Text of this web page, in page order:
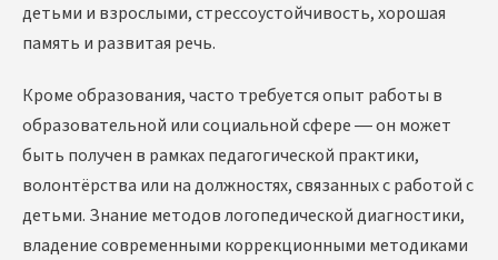
детьми и взрослыми, стрессоустойчивость, хорошая
память и развитая речь.
Кроме образования, часто требуется опыт работы в
образовательной или социальной сфере — он может
быть получен в рамках педагогической практики,
волонтёрства или на должностях, связанных с работой с
детьми. Знание методов логопедической диагностики,
владение современными коррекционными методиками